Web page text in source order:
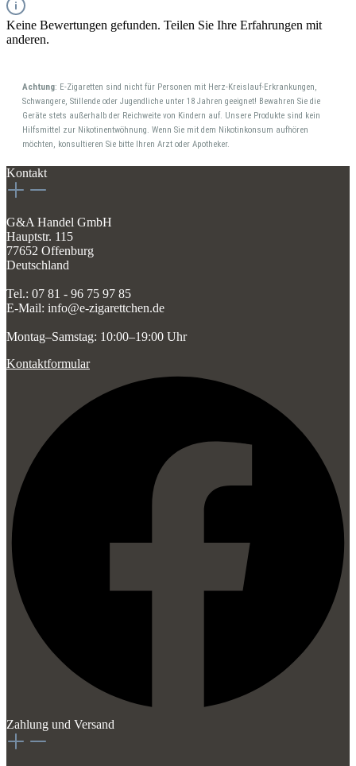
Keine Bewertungen gefunden. Teilen Sie Ihre Erfahrungen mit
anderen.
Achtung: E-Zigaretten sind nicht für Personen mit Herz-Kreislauf-Erkrankungen,
Schwangere, Stillende oder Jugendliche unter 18 Jahren geeignet! Bewahren Sie die
Geräte stets außerhalb der Reichweite von Kindern auf. Unsere Produkte sind kein
Hilfsmittel zur Nikotinentwöhnung. Wenn Sie mit dem Nikotinkonsum aufhören
möchten, konsultieren Sie bitte Ihren Arzt oder Apotheker.
Kontakt
G&A Handel GmbH
Hauptstr. 115
77652 Offenburg
Deutschland
Tel.: 07 81 - 96 75 97 85
E-Mail: info@e-zigarettchen.de
Montag–Samstag: 10:00–19:00 Uhr
Kontaktformular
Zahlung und Versand